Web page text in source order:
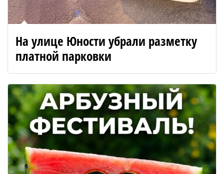
На улице Юности убрали разметку
платной парковки